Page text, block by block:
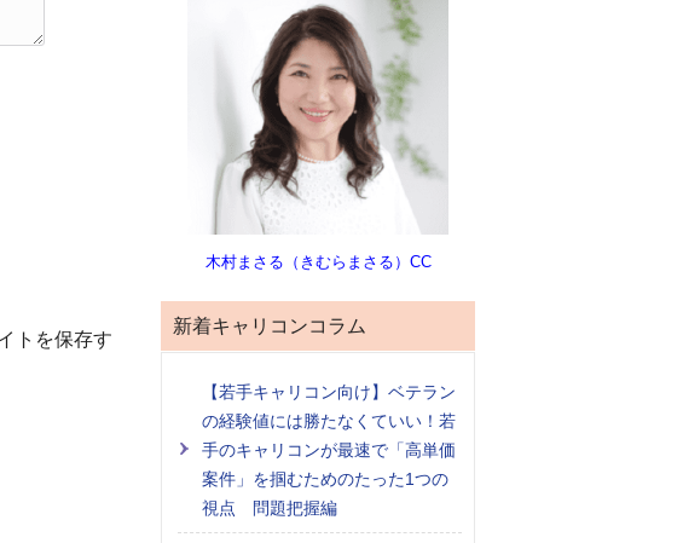
トを保存す
木村まさる（きむらまさる）CC
新着キャリコンコラム
【若手キャリコン向け】ベテラン
の経験値には勝たなくていい！若
手のキャリコンが最速で「高単価
案件」を掴むためのたった1つの
視点 問題把握編